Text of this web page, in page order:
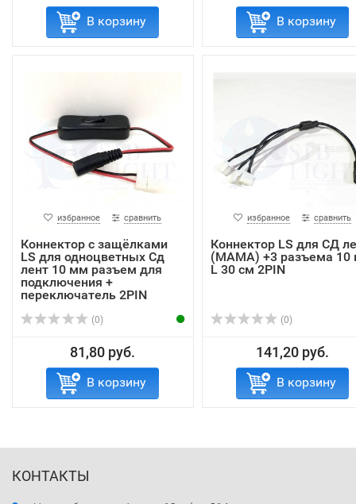
В корзину В корзину
избранное сравнить
Коннектор с защёлками
LS для одноцветных Сд
лент 10 мм разъем для
подключения +
переключатель 2PIN
(0)
81,80 руб.
В корзину
избранное сравнить
Коннектор LS для СД
(МАМА) +3 разъема 10
L 30 см 2PIN
(0)
141,20 руб.
В корзину
КОНТАКТЫ